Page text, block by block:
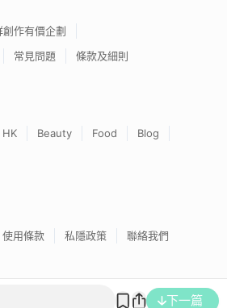
下一篇
創作有價企劃
常見問題 條款及細則
HK Beauty Food
Blog
使用條款 私隱政策 聯絡我們